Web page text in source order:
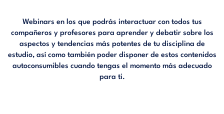
Webinars en los que podrás interactuar con todos tus
compañeros y profesores para aprender y debatir sobre los
aspectos y tendencias más potentes de tu disciplina de
estudio, así como también poder disponer de estos contenidos
autoconsumibles cuando tengas el momento más adecuado
para ti.